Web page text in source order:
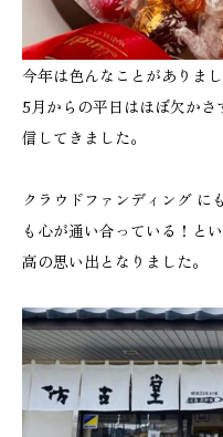
今年は色んなことがありまし
5月からの平日はほぼ欠か
信してきました。
クラウドファンディング に
も心が通い合っている！と
高の思い出となりました。